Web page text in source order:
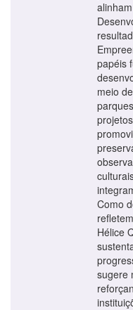
papéis
meio
Como
Hélice
sugere